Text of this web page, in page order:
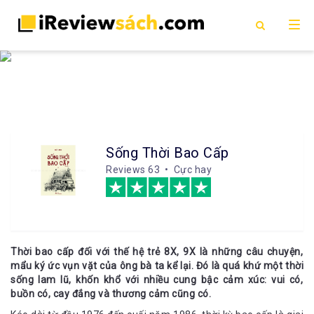
Sống Thời Bao Cấp
Reviews 63 • Cực hay
Thời bao cấp đối với thế hệ trẻ 8X, 9X là những câu chuyện,
mẩu ký ức vụn vặt của ông bà ta kể lại. Đó là quá khứ một thời
sống lam lũ, khốn khổ với nhiều cung bậc cảm xúc: vui có,
buồn có, cay đắng và thương cảm cũng có.